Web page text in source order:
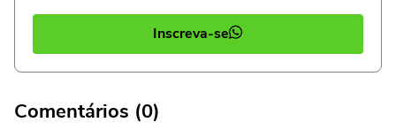
Inscreva-se
Comentários (0)